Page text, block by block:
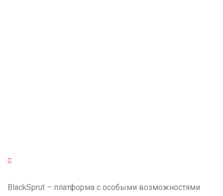
BlackSprut – платформа с особыми возможностями